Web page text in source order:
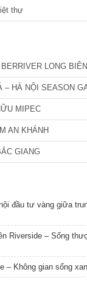
thự
LONG BIÊN
– HÀ NỘI SEASON
MIPEC
AN KHÁNH
GIANG
đầu tư vàng giữa
Riverside – Sống
– Không gian sống